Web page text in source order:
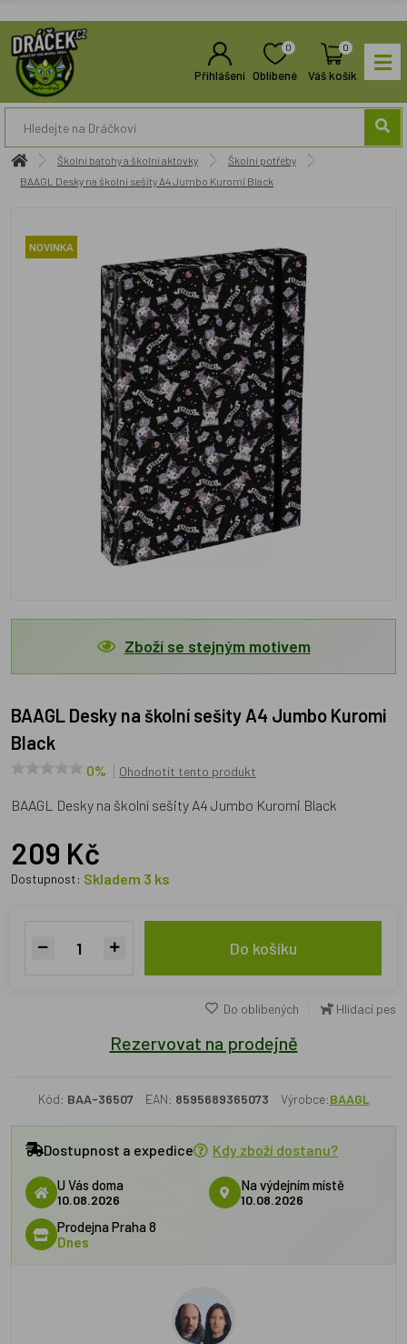
Přihlášení
0
Oblíbené
0
Váš košík
Školní batohy a školní aktovky
Školní potřeby
BAAGL Desky na školní sešity A4 Jumbo Kuromi Black
NOVINKA
Zboží se stejným motivem
BAAGL Desky na školní sešity A4 Jumbo Kuromi
Black
0% Ohodnotit tento produkt
BAAGL Desky na školní sešity A4 Jumbo Kuromi Black
209 Kč
Dostupnost: Skladem 3 ks
Do košíku
Do oblíbených Hlídací pes
Rezervovat na prodejně
Kód: BAA-36507 EAN: 8595689365073 Výrobce:BAAGL
Dostupnost a expedice Kdy zboží dostanu?
U Vás doma
10.08.2026
Na výdejním místě
10.08.2026
Prodejna Praha 8
Dnes